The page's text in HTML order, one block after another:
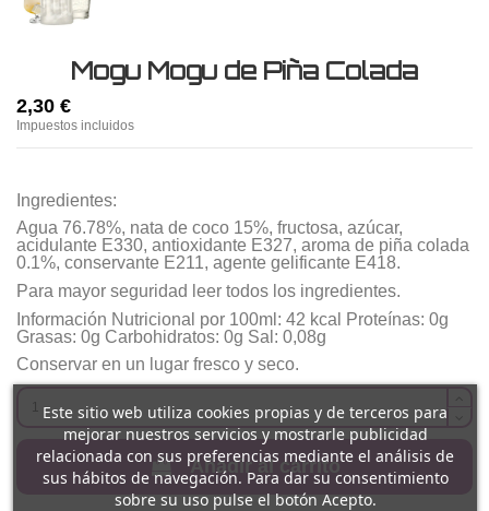
Mogu Mogu de Piña Colada
2,30 €
Impuestos incluidos
Ingredientes:
Agua 76.78%, nata de coco 15%, fructosa, azúcar,
acidulante E330, antioxidante E327, aroma de piña colada
0.1%, conservante E211, agente gelificante E418.
Para mayor seguridad leer todos los ingredientes.
Información Nutricional por 100ml: 42 kcal Proteínas: 0g
Grasas: 0g Carbohidratos: 0g Sal: 0,08g
Conservar en un lugar fresco y seco.
Añadir al carrito
Este sitio web utiliza cookies propias y de terceros para
mejorar nuestros servicios y mostrarle publicidad
relacionada con sus preferencias mediante el análisis de
sus hábitos de navegación. Para dar su consentimiento
sobre su uso pulse el botón Acepto.